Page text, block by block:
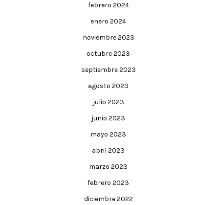
febrero 2024
enero 2024
noviembre 2023
octubre 2023
septiembre 2023
agosto 2023
julio 2023
junio 2023
mayo 2023
abril 2023
marzo 2023
febrero 2023
diciembre 2022